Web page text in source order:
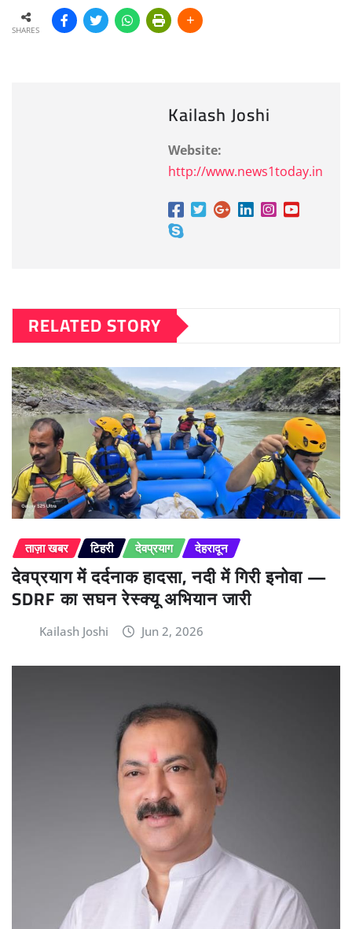
SHARES
Kailash Joshi
Website:
http://www.news1today.in
RELATED STORY
ताज़ा खबर टिहरी देवप्रयाग देहरादून
देवप्रयाग में दर्दनाक हादसा, नदी में गिरी इनोवा —
SDRF का सघन रेस्क्यू अभियान जारी
Kailash Joshi Jun 2, 2026